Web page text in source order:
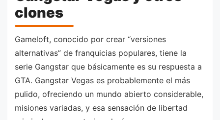
clones
Gameloft, conocido por crear “versiones
alternativas” de franquicias populares, tiene la
serie Gangstar que básicamente es su respuesta a
GTA. Gangstar Vegas es probablemente el más
pulido, ofreciendo un mundo abierto considerable,
misiones variadas, y esa sensación de libertad